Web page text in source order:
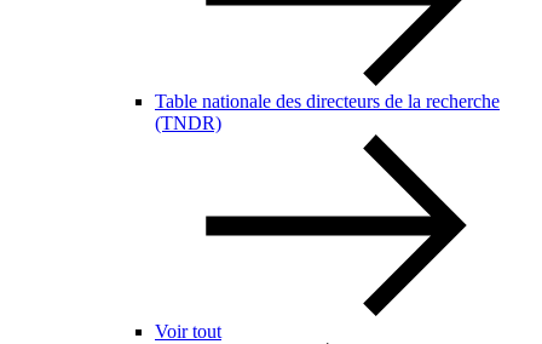
Table nationale des directeurs de la recherche
(TNDR)
Voir tout